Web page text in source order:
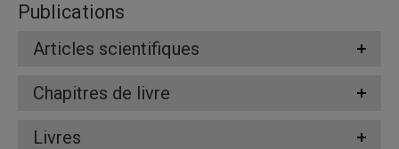
Publications
Articles scientifiques
Chapitres de livre
Livres